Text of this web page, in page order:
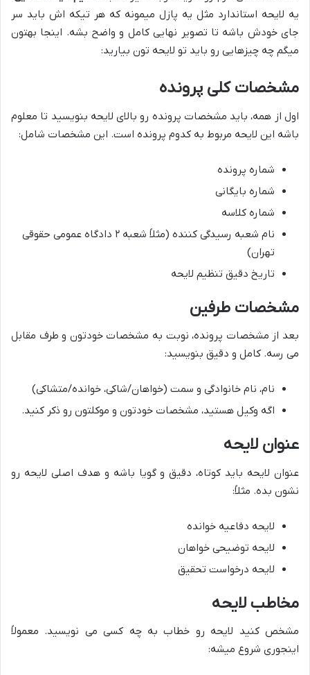
یه لایحه استاندارد مثل یه پازل میمونه که هر تیکه اش باید سر
جای خودش باشه تا تصویر نهایی کامل و واضح بشه. اینجا بهتون
میگم چه چیزهایی رو باید تو لایحه تون بیارید:
مشخصات کلی پرونده
اول از همه، باید مشخصات پرونده رو بالای لایحه بنویسید تا معلوم
باشه این لایحه مربوط به کدوم پرونده است. این مشخصات شامل:
شماره پرونده
شماره بایگانی
شماره کلاسه
نام شعبه رسیدگی کننده (مثلاً شعبه ۲ دادگاه عمومی حقوقی
تهران)
تاریخ دقیق تنظیم لایحه
مشخصات طرفین
بعد از مشخصات پرونده، نوبت به مشخصات خودتون و طرف مقابل
می رسه. کامل و دقیق بنویسید:
نام، نام خانوادگی و سمت (خواهان/شاکی، خوانده/متشاکی)
اگه وکیل هستید، مشخصات خودتون و موکلتون رو ذکر کنید.
عنوان لایحه
عنوان لایحه باید کوتاه، دقیق و گویا باشه و هدف اصلی لایحه رو
نشون بده. مثلاً:
لایحه دفاعیه خوانده
لایحه توضیحی خواهان
لایحه درخواست تحقیق
مخاطب لایحه
مشخص کنید لایحه رو خطاب به چه کسی می نویسید. معمولاً
اینجوری شروع میشه: